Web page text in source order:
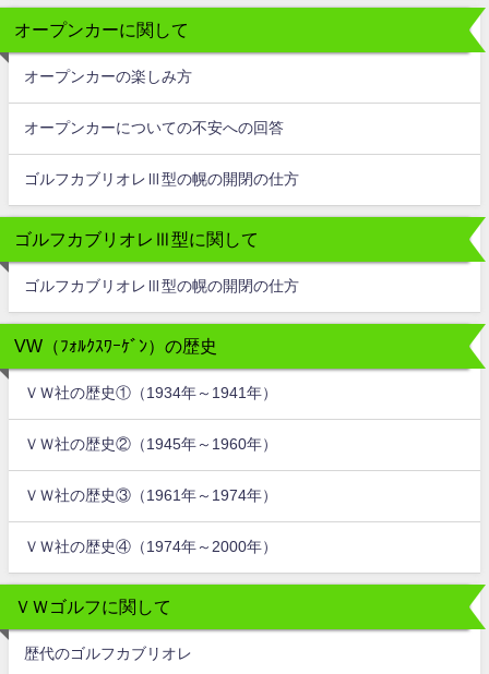
オープンカーに関して
オープンカーの楽しみ方
オープンカーについての不安への回答
ゴルフカブリオレⅢ型の幌の開閉の仕方
ゴルフカブリオレⅢ型に関して
ゴルフカブリオレⅢ型の幌の開閉の仕方
VW（ﾌｫﾙｸｽﾜｰｹﾞﾝ）の歴史
ＶＷ社の歴史①（1934年～1941年）
ＶＷ社の歴史②（1945年～1960年）
ＶＷ社の歴史③（1961年～1974年）
ＶＷ社の歴史④（1974年～2000年）
ＶＷゴルフに関して
歴代のゴルフカブリオレ